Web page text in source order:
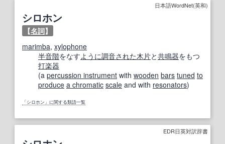
日本語WordNet(英和)
シロホン
【名詞】
marimba, xylophone
半音階をなすように調音された木片と共鳴器をもつ
打楽器
(a percussion instrument with wooden bars tuned to
produce a chromatic scale and with resonators)
「シロホン」に関する類語一覧
EDR日英対訳辞書